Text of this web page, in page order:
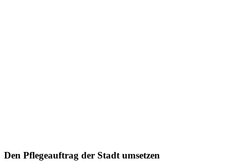
Den Pflegeauftrag der Stadt umsetzen